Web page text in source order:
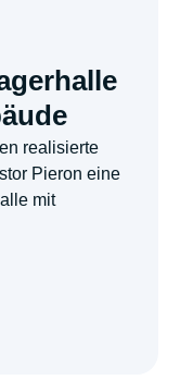
realisierte
Pieron eine
mit